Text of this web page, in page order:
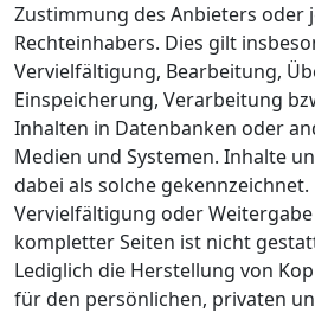
Zustimmung des Anbieters oder
Rechteinhabers. Dies gilt
Vervielfältigung, Bearbeitung,
Einspeicherung, Verarbeitung
Inhalten in Datenbanken oder
Medien und Systemen. Inhalte
dabei als solche
Vervielfältigung oder
kompletter Seiten ist nicht
Lediglich die Herstellung von
für den persönlichen, privaten